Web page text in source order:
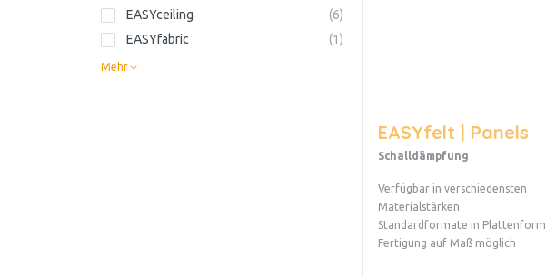
EASYceiling
(6)
EASYfabric
(1)
Mehr
EASYfelt | Panels
Schalldämpfung
Verfügbar in verschiedensten
Materialstärken
Standardformate in Plattenform
Fertigung auf Maß möglich